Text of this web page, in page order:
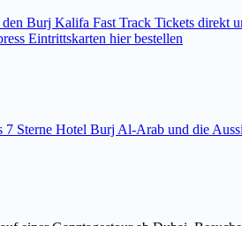
Burj Kalifa Fast Track Tickets
Eintrittskarten hier bestellen
Sterne Hotel Burj Al-Arab und die